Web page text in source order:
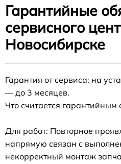
Гарантийные
сервисного
Новосибирске
Гарантия от сервиса: на
— до 3 месяцев.
Что считается гарантийным
Для работ: Повторное
напрямую связан с
некорректный монтаж